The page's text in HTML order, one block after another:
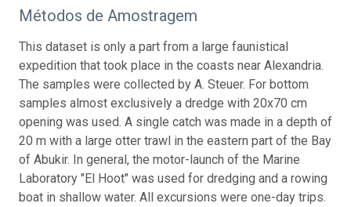
Métodos de Amostragem
This dataset is only a part from a large faunistical
expedition that took place in the coasts near Alexandria.
The samples were collected by A. Steuer. For bottom
samples almost exclusively a dredge with 20x70 cm
opening was used. A single catch was made in a depth of
20 m with a large otter trawl in the eastern part of the Bay
of Abukir. In general, the motor-launch of the Marine
Laboratory "El Hoot" was used for dredging and a rowing
boat in shallow water. All excursions were one-day trips.